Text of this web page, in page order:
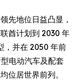
先地位日益凸显，
酋计划到 2030 年
，并在 2050 年前
电动汽车及配套
位居世界前列。